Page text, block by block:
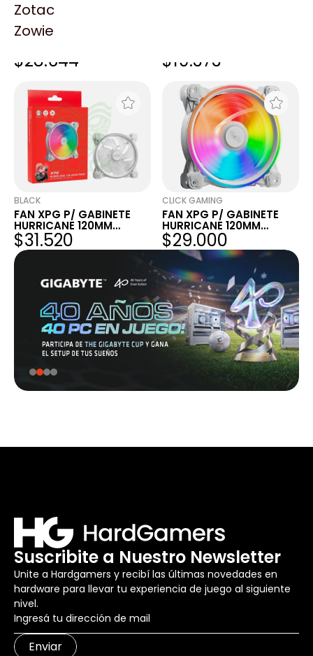
Zotac
Zowie
FAN XPG P/ GABINETE
$28.644 $19.373
BLACK
FAN XPG P/ GABINETE
HURRICANE 120MM
BLANCO ARGB
$31.520
CLICK GAMING
FAN XPG P/ GABINETE
HURRICANE 120MM
BLANCO ARGB
$29.000
Suscribite a Nuestro Newsletter
Unite a Hardgamers y recibí las últimas novedades en
hardware para llevar tu experiencia de juego al siguiente
nivel.
Enviar